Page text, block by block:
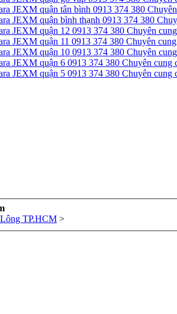
JEXM quận tân bình 0913 374 380
JEXM quận bình thạnh 0913 374 380
JEXM quận 12 0913 374 380 Chuyên
JEXM quận 11 0913 374 380 Chuyên
JEXM quận 10 0913 374 380 Chuyên
JEXM quận 6 0913 374 380 Chuyên cung
JEXM quận 5 0913 374 380 Chuyên cung
TP.HCM >